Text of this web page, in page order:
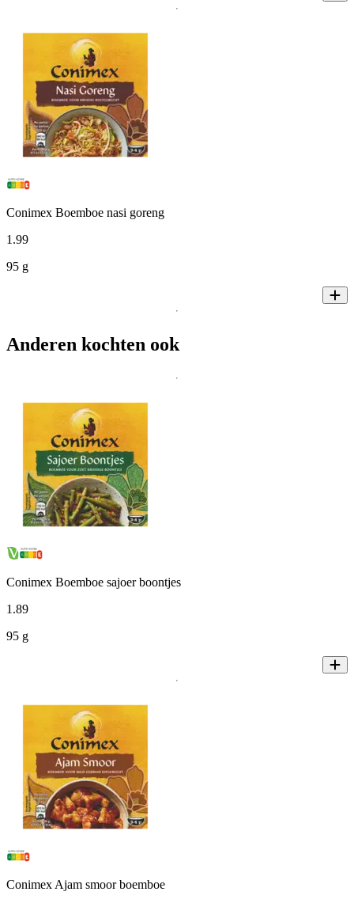
Conimex Boemboe nasi goreng
1 .99
95 g
Anderen kochten ook
Conimex Boemboe sajoer boontjes
1 .89
95 g
Conimex Ajam smoor boemboe